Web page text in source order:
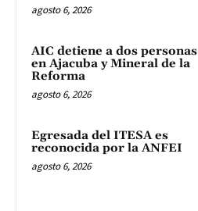
agosto 6, 2026
AIC detiene a dos personas
en Ajacuba y Mineral de la
Reforma
agosto 6, 2026
Egresada del ITESA es
reconocida por la ANFEI
agosto 6, 2026